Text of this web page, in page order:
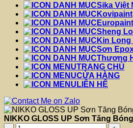
Sika Việt
Kovipaint
Europaint
Sheng
Kin
Sơn
Thương
TRANG CHỦ
CỬA HÀNG
LIÊN HỆ
NIKKO GLOSS UP Sơn Tăng